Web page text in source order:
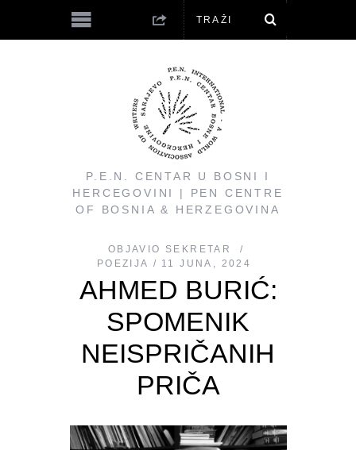
P.E.N. CENTAR U BOSNI I
HERCEGOVINI | PEN CENTRE
OF BOSNIA & HERZEGOVINA
OBJAVIO
SEKRETAR
POEZIJA
11 JUNA, 2024
AHMED BURIĆ:
SPOMENIK
NEISPRIČANIH
PRIČA